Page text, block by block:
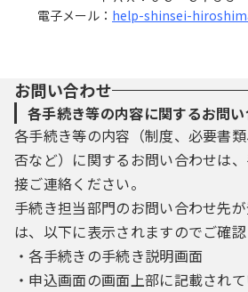
約に同意したものとします。
（１）利用者は，システムにお
認証が必要な手続きを申請する
に利用者ＩＤ及びパスワードを
があります。
（２）登録された利用者ＩＤ
は県内自治体で共同管理され，
きるものとします。
（３）利用者は，システムの利
した利用者ＩＤ及び本人が登録
ドについて，自らの責任におい
し，第三者への漏えい防止に努
電子メール： help-shinsei-
お問い合わせ
各手続き等の内容に関するお問
各手続き等の内容（制度、必要書
否など）に関するお問い合わせは
接ご連絡ください。
手続き担当部門のお問い合わせ先
は、以下に表示されますのでご確認
・各手続きの手続き説明画面
・申込画面の画面上部に記載され